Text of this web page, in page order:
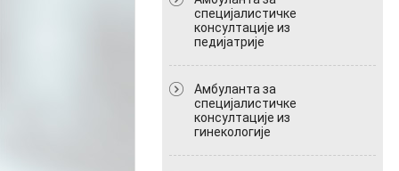
специјалистичке
консултације из
педијатрије
Амбуланта за
специјалистичке
консултације из
гинекологије